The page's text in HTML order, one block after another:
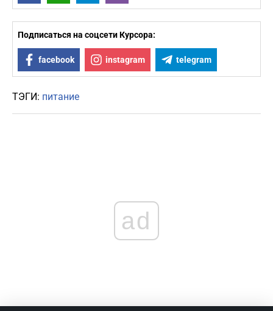
Подписаться на соцсети Курсора:
facebook instagram telegram
ТЭГИ: питание
ad